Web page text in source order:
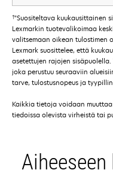
†"Suositeltava kuukausittainen
Lexmarkin tuotevalikoimaa
valitsemaan oikean tulostimen
Lexmark suosittelee, että
asetettujen rajojen
joka perustuu seuraaviin
tarve, tulostusnopeus ja
Kaikkia tietoja voidaan
tiedoissa olevista virheistä tai